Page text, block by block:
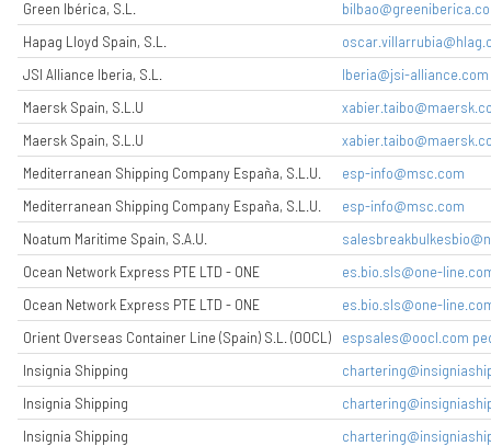
Green Ibérica, S.L.
Hapag Lloyd Spain, S.L.
JSI Alliance Iberia, S.L.
Iberia@jsi-alliance.com
Maersk Spain, S.L.U
Maersk Spain, S.L.U
Mediterranean Shipping Company España, S.L.U.
esp-info@msc.com
Mediterranean Shipping Company España, S.L.U.
esp-info@msc.com
Noatum Maritime Spain, S.A.U.
Ocean Network Express PTE LTD - ONE
es.bio.sls@one-
Ocean Network Express PTE LTD - ONE
es.bio.sls@one-
Orient Overseas Container Line (Spain) S.L. (OOCL)
espsales@oocl.com
Insignia Shipping
Insignia Shipping
Insignia Shipping